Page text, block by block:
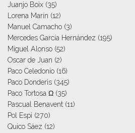
Juanjo Boix (35)
Lorena Marín (12)
Manuel Camacho (3)
Mercedes García Hernández (195)
Miguel Alonso (52)
Oscar de Juan (2)
Paco Celedonio (16)
Paco Donderis (345)
Paco Tortosa Ω (35)
Pascual Benavent (11)
Pol Espi (270)
Quico Sáez (12)